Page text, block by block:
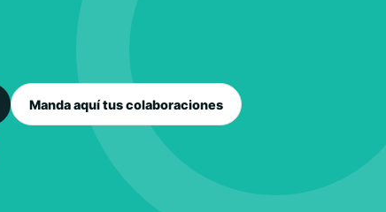
Manda aquí tus colaboraciones